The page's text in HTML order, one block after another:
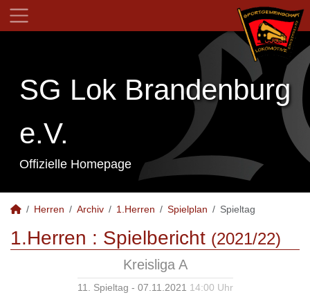
SG Lok Brandenburg
e.V.
Offizielle Homepage
Herren Archiv 1.Herren Spielplan Spieltag
1.Herren : Spielbericht (2021/22)
Kreisliga A
11. Spieltag - 07.11.2021 14:00 Uhr